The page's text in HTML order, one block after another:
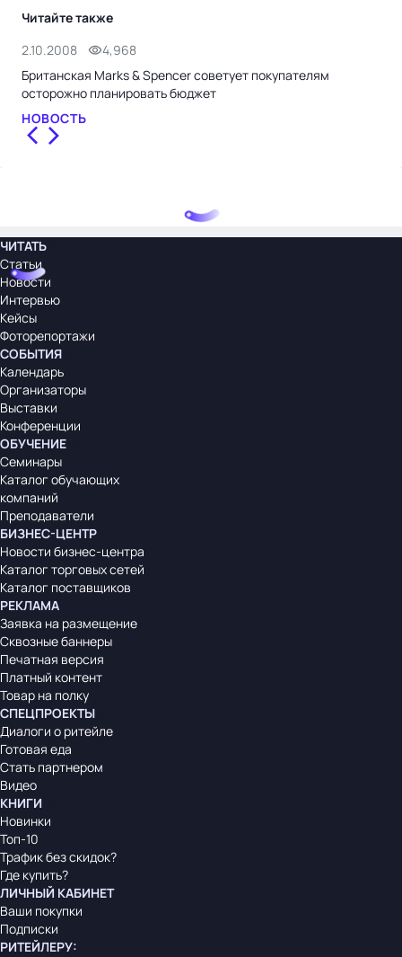
Читайте также
2.10.2008
4,968
Британская Marks & Spencer советует покупателям
осторожно планировать бюджет
НОВОСТЬ
ЧИТАТЬ
Статьи
Новости
Интервью
Кейсы
Фоторепортажи
СОБЫТИЯ
Календарь
Организаторы
Выставки
Конференции
ОБУЧЕНИЕ
Семинары
Каталог обучающих
компаний
Преподаватели
БИЗНЕС-ЦЕНТР
Новости бизнес-центра
Каталог торговых сетей
Каталог поставщиков
РЕКЛАМА
Заявка на размещение
Сквозные баннеры
Печатная версия
Платный контент
Товар на полку
СПЕЦПРОЕКТЫ
Диалоги о ритейле
Готовая еда
Стать партнером
Видео
КНИГИ
Новинки
Топ-10
Трафик без скидок?
Где купить?
ЛИЧНЫЙ КАБИНЕТ
Ваши покупки
Подписки
РИТЕЙЛЕРУ: